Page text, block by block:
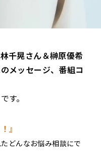
千晃さん＆榊原優希
メッセージ、番組コ
す。
』
どんなお悩み相談にで